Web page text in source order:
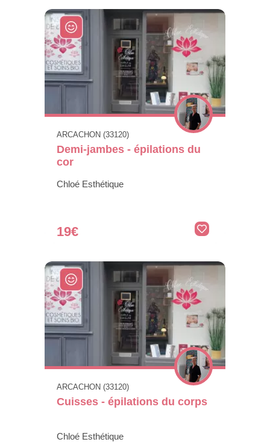
ARCACHON (33120)
Demi-jambes - épilations du
cor
Chloé Esthétique
19€
ARCACHON (33120)
Cuisses - épilations du corps
Chloé Esthétique